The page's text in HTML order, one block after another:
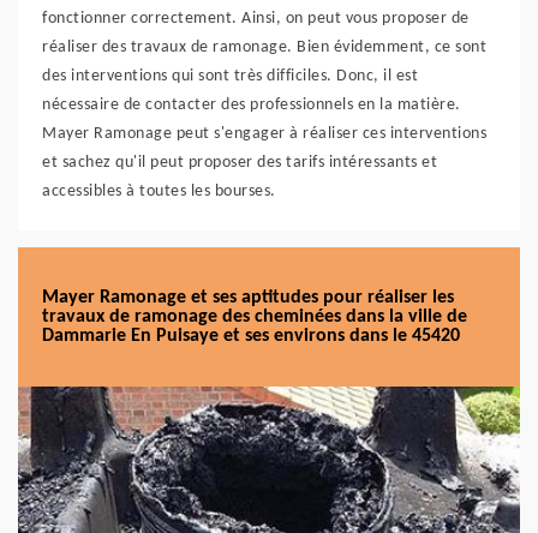
fonctionner correctement. Ainsi, on peut vous proposer de
réaliser des travaux de ramonage. Bien évidemment, ce sont
des interventions qui sont très difficiles. Donc, il est
nécessaire de contacter des professionnels en la matière.
Mayer Ramonage peut s'engager à réaliser ces interventions
et sachez qu'il peut proposer des tarifs intéressants et
accessibles à toutes les bourses.
Mayer Ramonage et ses aptitudes pour réaliser les
travaux de ramonage des cheminées dans la ville de
Dammarie En Puisaye et ses environs dans le 45420